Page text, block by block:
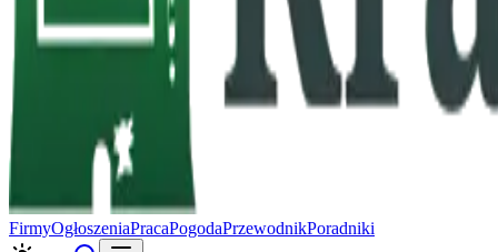
FirmyOgłoszeniaPracaPogodaPrzewodnikPoradniki